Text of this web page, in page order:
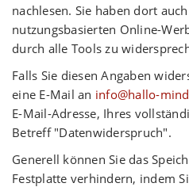
nachlesen. Sie haben dort
nutzungsbasierten Online-
durch alle Tools zu
Falls Sie diesen Angaben
eine E-Mail an info@hallo-
E-Mail-Adresse, Ihres
Betreff "Datenwiderspruch".
Generell können Sie das
Festplatte verhindern, indem